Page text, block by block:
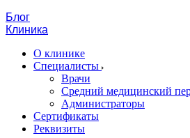
Блог
Клиника
О клинике
Специалисты
Врачи
Средний медицинский
Администраторы
Сертификаты
Реквизиты